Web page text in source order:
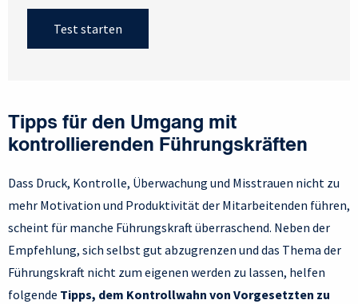
Test starten
Tipps für den Umgang mit
kontrollierenden Führungskräften
Dass Druck, Kontrolle, Überwachung und Misstrauen nicht zu
mehr Motivation und Produktivität der Mitarbeitenden führen,
scheint für manche Führungskraft überraschend. Neben der
Empfehlung, sich selbst gut abzugrenzen und das Thema der
Führungskraft nicht zum eigenen werden zu lassen, helfen
folgende Tipps, dem Kontrollwahn von Vorgesetzten zu